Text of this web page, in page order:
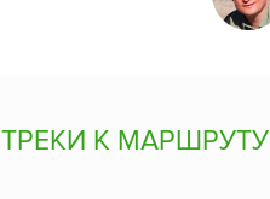
ТРЕКИ К МАРШРУТУ